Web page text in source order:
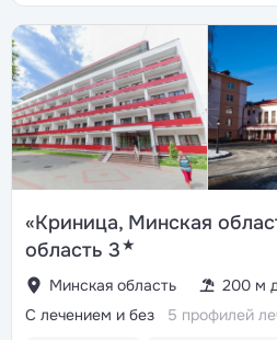
«Криница, Минская
область 3★
Минская область 200 м
С лечением и без 5 профилей